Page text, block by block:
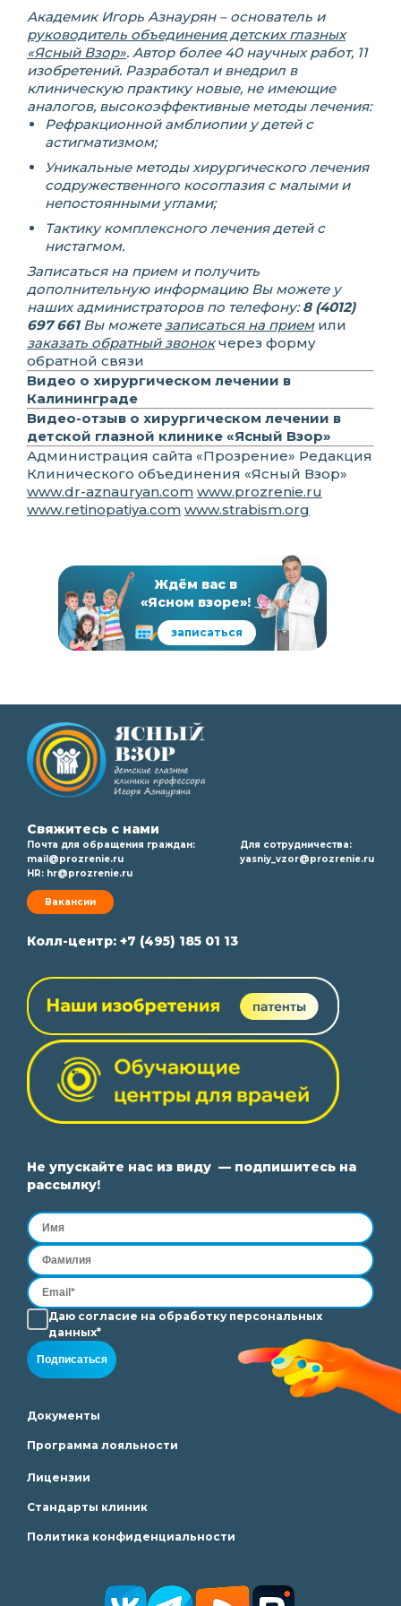
Академик Игорь Азнаурян – основатель и
руководитель объединения детских глазных
«Ясный Взор». Автор более 40 научных работ, 11
изобретений. Разработал и внедрил в
клиническую практику новые, не имеющие
аналогов, высокоэффективные методы лечения:
Рефракционной амблиопии у детей с
астигматизмом;
Уникальные методы хирургического лечения
содружественного косоглазия с малыми и
непостоянными углами;
Тактику комплексного лечения детей с
нистагмом.
Записаться на прием и получить
дополнительную информацию Вы можете у
наших администраторов по телефону:8 (4012)
697 661 Вы можете записаться на приемили
заказать обратный звонокчерез форму
обратной связи
Видео о хирургическом лечении в
Калининграде
Видео-отзыв о хирургическом лечении в
детской глазной клинике «Ясный Взор»
Администрация сайта «Прозрение» Редакция
Клинического объединения «Ясный Взор»
www.dr-aznauryan.com www.prozrenie.ru
www.retinopatiya.com www.strabism.org
Ждём вас в
«Ясном взоре»!
записаться
Свяжитесь с нами
Почта для обращения граждан:
mail@prozrenie.ru
HR: hr@prozrenie.ru
Вакансии
Для сотрудничества:
yasniy_vzor@prozrenie.ru
Колл-центр: +7 (495) 185 01 13
Не упускайте нас из виду — подпишитесь на
рассылку!
Даю согласие на обработкуперсональных
данных*
Подписаться
Документы
Программа лояльности
Лицензии
Стандарты клиник
Политика конфиденциальности